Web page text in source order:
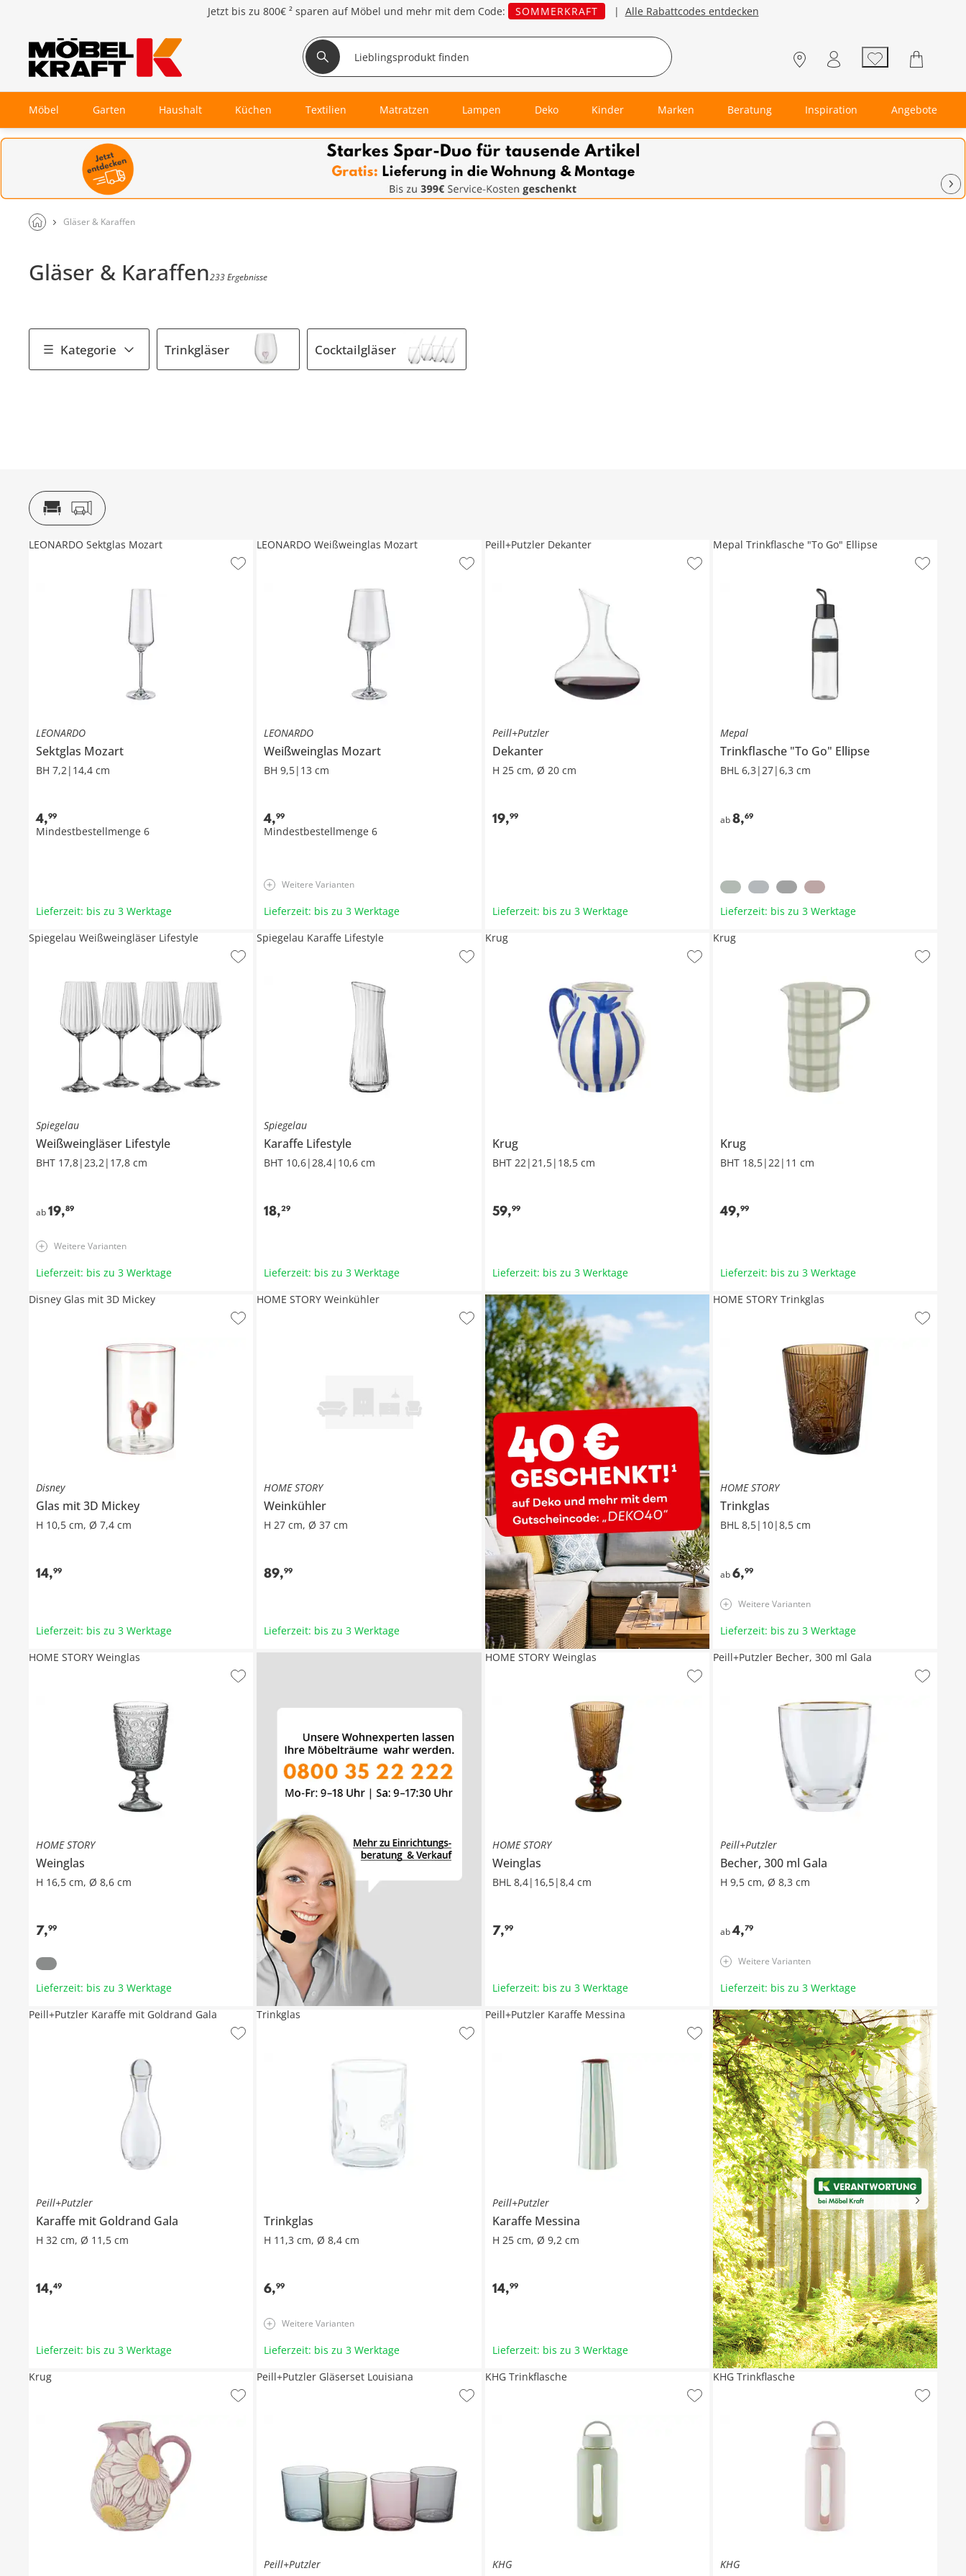
Jetzt bis zu 800€ ² sparen auf Möbel und mehr mit dem Code: SOMMERKRAFT | Alle Rabattcodes entdecken
Möbel Garten Haushalt Küchen Textilien Matratzen Lampen Deko Kinder Marken Beratung Inspiration Angebote
Gläser & Karaffen
Gläser & Karaffen233 Ergebnisse
Kategorie Trinkgläser Cocktailgläser
LEONARDO
Sektglas Mozart
BH 7,2|14,4 cm
4,99
Mindestbestellmenge 6
LEONARDO Sektglas Mozart
Lieferzeit: bis zu 3 Werktage
LEONARDO
Weißweinglas Mozart
BH 9,5|13 cm
4,99
Mindestbestellmenge 6
LEONARDO Weißweinglas Mozart
Weitere Varianten
Lieferzeit: bis zu 3 Werktage
Peill+Putzler
Dekanter
H 25 cm, Ø 20 cm
19,99
Peill+Putzler Dekanter
Lieferzeit: bis zu 3 Werktage
Mepal
Trinkflasche "To Go" Ellipse
BHL 6,3|27|6,3 cm
ab 8,69
Mepal Trinkflasche "To Go" Ellipse
Lieferzeit: bis zu 3 Werktage
Spiegelau
Weißweingläser Lifestyle
BHT 17,8|23,2|17,8 cm
ab19,89
Spiegelau Weißweingläser Lifestyle
Weitere Varianten
Lieferzeit: bis zu 3 Werktage
Spiegelau
Karaffe Lifestyle
BHT 10,6|28,4|10,6 cm
18,29
Spiegelau Karaffe Lifestyle
Lieferzeit: bis zu 3 Werktage
Krug
BHT 22|21,5|18,5 cm
59,99
Krug
Lieferzeit: bis zu 3 Werktage
Krug
BHT 18,5|22|11 cm
49,99
Krug
Lieferzeit: bis zu 3 Werktage
Disney
Glas mit 3D Mickey
H 10,5 cm, Ø 7,4 cm
14,99
Disney Glas mit 3D Mickey
Lieferzeit: bis zu 3 Werktage
HOME STORY
Weinkühler
H 27 cm, Ø 37 cm
89,99
HOME STORY Weinkühler
Lieferzeit: bis zu 3 Werktage
HOME STORY
Trinkglas
BHL 8,5|10|8,5 cm
ab 6,99
HOME STORY Trinkglas
Weitere Varianten
Lieferzeit: bis zu 3 Werktage
HOME STORY
Weinglas
H 16,5 cm, Ø 8,6 cm
7,99
HOME STORY Weinglas
Lieferzeit: bis zu 3 Werktage
HOME STORY
Weinglas
BHL 8,4|16,5|8,4 cm
7,99
HOME STORY Weinglas
Lieferzeit: bis zu 3 Werktage
Peill+Putzler
Becher, 300 ml Gala
H 9,5 cm, Ø 8,3 cm
ab4,79
Peill+Putzler Becher, 300 ml Gala
Weitere Varianten
Lieferzeit: bis zu 3 Werktage
Peill+Putzler
Karaffe mit Goldrand Gala
H 32 cm, Ø 11,5 cm
14,49
Peill+Putzler Karaffe mit Goldrand Gala
Lieferzeit: bis zu 3 Werktage
Trinkglas
H 11,3 cm, Ø 8,4 cm
6,99
Trinkglas
Weitere Varianten
Lieferzeit: bis zu 3 Werktage
Peill+Putzler
Karaffe Messina
H 25 cm, Ø 9,2 cm
14,99
Peill+Putzler Karaffe Messina
Lieferzeit: bis zu 3 Werktage
Krug
Peill+Putzler
Peill+Putzler Gläserset Louisiana
KHG
KHG Trinkflasche
KHG
KHG Trinkflasche